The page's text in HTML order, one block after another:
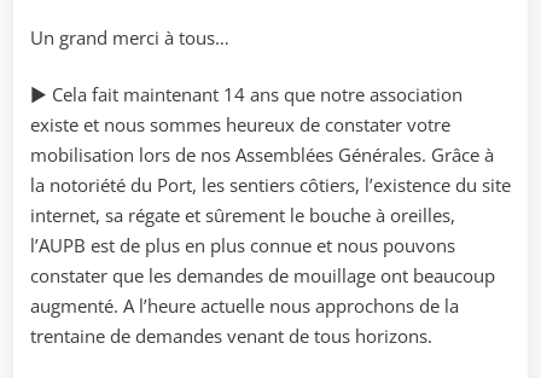
Un grand merci à tous…
► Cela fait maintenant 14 ans que notre association
existe et nous sommes heureux de constater votre
mobilisation lors de nos Assemblées Générales. Grâce à
la notoriété du Port, les sentiers côtiers, l’existence du site
internet, sa régate et sûrement le bouche à oreilles,
l’AUPB est de plus en plus connue et nous pouvons
constater que les demandes de mouillage ont beaucoup
augmenté. A l’heure actuelle nous approchons de la
trentaine de demandes venant de tous horizons.